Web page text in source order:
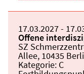
Beginn:
17.03.2027Ende
-
Offene
SZ
Allee, 10435
Kategorie: C